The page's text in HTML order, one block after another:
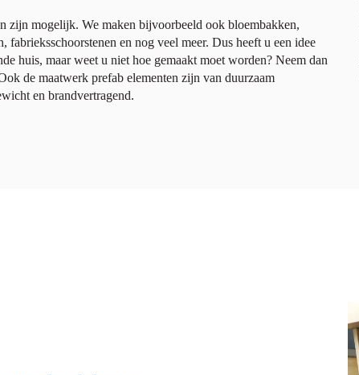
zijn mogelijk. We maken bijvoorbeeld ook bloembakken,
fabrieksschoorstenen en nog veel meer. Dus heeft u een idee
huis, maar weet u niet hoe gemaakt moet worden? Neem dan
de maatwerk prefab elementen zijn van duurzaam
en brandvertragend.